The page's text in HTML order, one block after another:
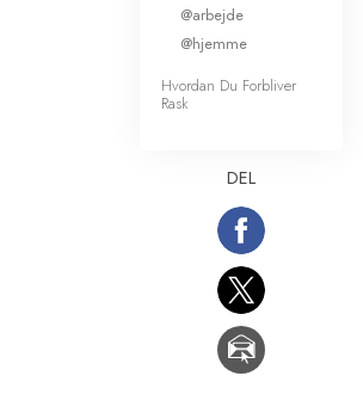
@arbejde
@hjemme
Hvordan Du Forbliver
Rask
DEL